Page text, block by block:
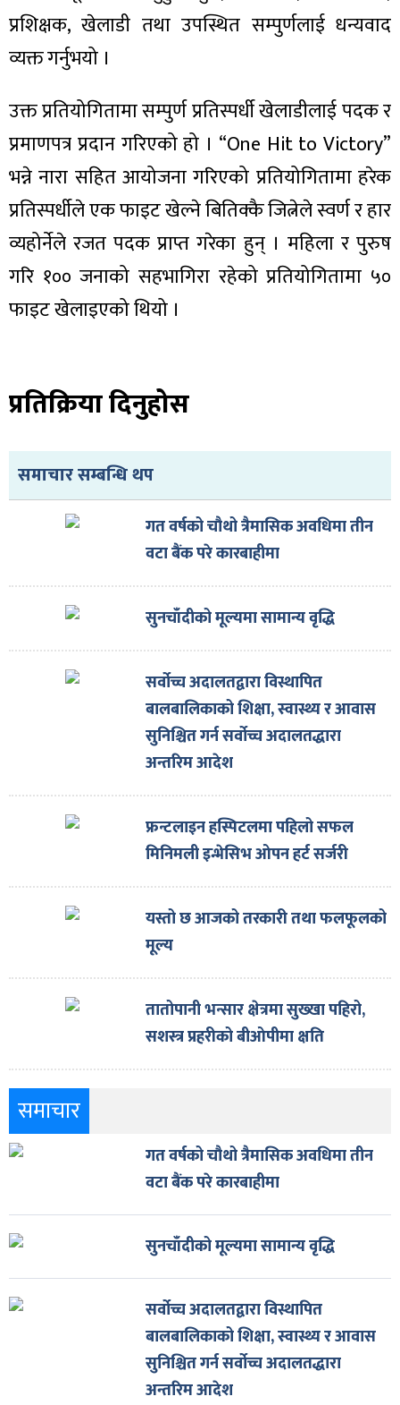
प्रशिक्षक, खेलाडी तथा उपस्थित सम्पुर्णलाई धन्यवाद
व्यक्त गर्नुभयो ।
उक्त प्रतियोगितामा सम्पुर्ण प्रतिस्पर्धी खेलाडीलाई पदक र
प्रमाणपत्र प्रदान गरिएको हो । “One Hit to Victory”
भन्ने नारा सहित आयोजना गरिएको प्रतियोगितामा हरेक
प्रतिस्पर्धीले एक फाइट खेल्ने बितिक्कै जित्नेले स्वर्ण र हार
व्यहोर्नेले रजत पदक प्राप्त गरेका हुन् । महिला र पुरुष
गरि १०० जनाको सहभागिरा रहेको प्रतियोगितामा ५०
फाइट खेलाइएको थियो ।
प्रतिक्रिया दिनुहोस
समाचार सम्बन्धि थप
गत वर्षको चौथो त्रैमासिक अवधिमा तीन
वटा बैंक परे कारबाहीमा
सुनचाँदीको मूल्यमा सामान्य वृद्धि
सर्वोच्च अदालतद्वारा विस्थापित
बालबालिकाको शिक्षा, स्वास्थ्य र आवास
सुनिश्चित गर्न सर्वोच्च अदालतद्धारा
अन्तरिम आदेश
फ्रन्टलाइन हस्पिटलमा पहिलो सफल
मिनिमली इन्भेसिभ ओपन हर्ट सर्जरी
यस्तो छ आजको तरकारी तथा फलफूलको
मूल्य
तातोपानी भन्सार क्षेत्रमा सुख्खा पहिरो,
सशस्त्र प्रहरीको बीओपीमा क्षति
समाचार
गत वर्षको चौथो त्रैमासिक अवधिमा तीन
वटा बैंक परे कारबाहीमा
सुनचाँदीको मूल्यमा सामान्य वृद्धि
सर्वोच्च अदालतद्वारा विस्थापित
बालबालिकाको शिक्षा, स्वास्थ्य र आवास
सुनिश्चित गर्न सर्वोच्च अदालतद्धारा
अन्तरिम आदेश